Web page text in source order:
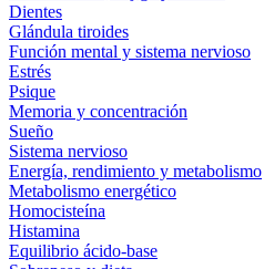
Dientes
Glándula tiroides
Función mental y sistema nervioso
Estrés
Psique
Memoria y concentración
Sueño
Sistema nervioso
Energía, rendimiento y metabolismo
Metabolismo energético
Homocisteína
Histamina
Equilibrio ácido-base